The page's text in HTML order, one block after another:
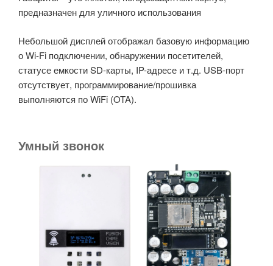
предназначен для уличного использования
Небольшой дисплей отображал базовую информацию
о Wi-Fi подключении, обнаружении посетителей,
статусе емкости SD-карты, IP-адресе и т.д. USB-порт
отсутствует, программирование/прошивка
выполняются по WiFi (OTA).
Умный звонок